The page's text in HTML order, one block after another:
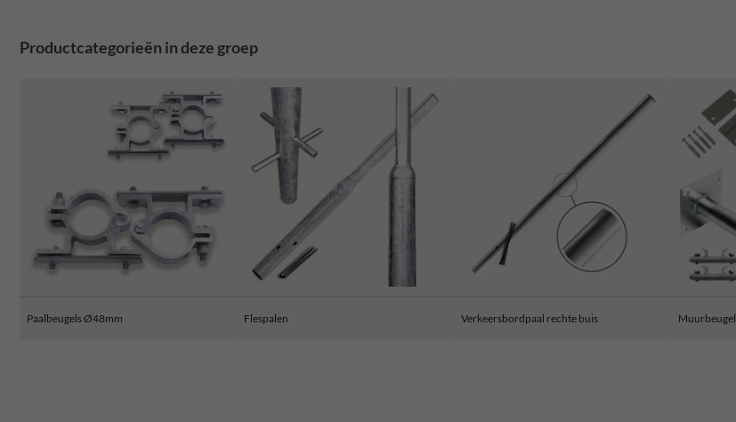
Productcategorieën in deze groep
Paalbeugels Ø48mm Flespalen Verkeersbordpaal rechte buis